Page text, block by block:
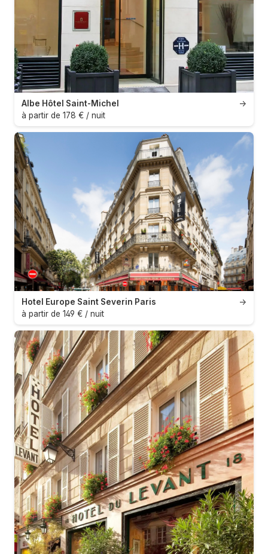
→
Albe Hôtel Saint-Michel
à partir de 178 € / nuit
→
Hotel Europe Saint Severin Paris
à partir de 149 € / nuit